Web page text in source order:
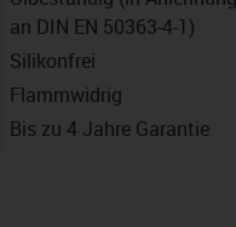
igus-icon-lupe
an DIN EN 50363-4-1)
Silikonfrei
Flammwidrig
Bis zu 4 Jahre Garantie